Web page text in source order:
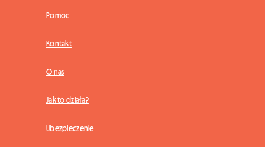
Pomoc
Kontakt
O nas
Jak to działa?
Ubezpieczenie